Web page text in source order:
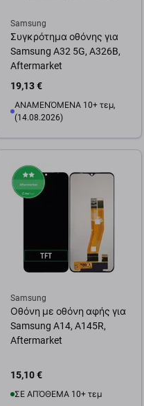
Samsung
Συγκρότημα οθόνης για
Samsung A32 5G, A326B,
Aftermarket
19,13 €
ΑΝΑΜΕΝΌΜΕΝΑ 10+ τεμ,
(14.08.2026)
Προσθήκη στο καλάθι
Samsung
Οθόνη με οθόνη αφής για
Samsung A14, A145R,
Aftermarket
15,10 €
ΣΕ ΑΠΌΘΕΜΑ 10+ τεμ